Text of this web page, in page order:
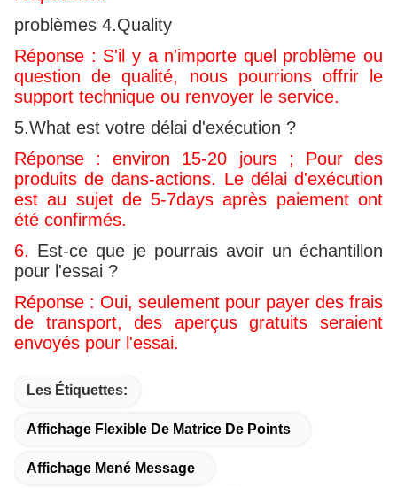
problèmes 4.Quality
Réponse : S'il y a n'importe quel problème ou
question de qualité, nous pourrions offrir le
support technique ou renvoyer le service.
5.What est votre délai d'exécution ?
Réponse : environ 15-20 jours ; Pour des
produits de dans-actions. Le délai d'exécution
est au sujet de 5-7days après paiement ont
été confirmés.
6. Est-ce que je pourrais avoir un échantillon
pour l'essai ?
Réponse : Oui, seulement pour payer des frais
de transport, des aperçus gratuits seraient
envoyés pour l'essai.
Les Étiquettes:
Affichage Flexible De Matrice De Points
Affichage Mené Message